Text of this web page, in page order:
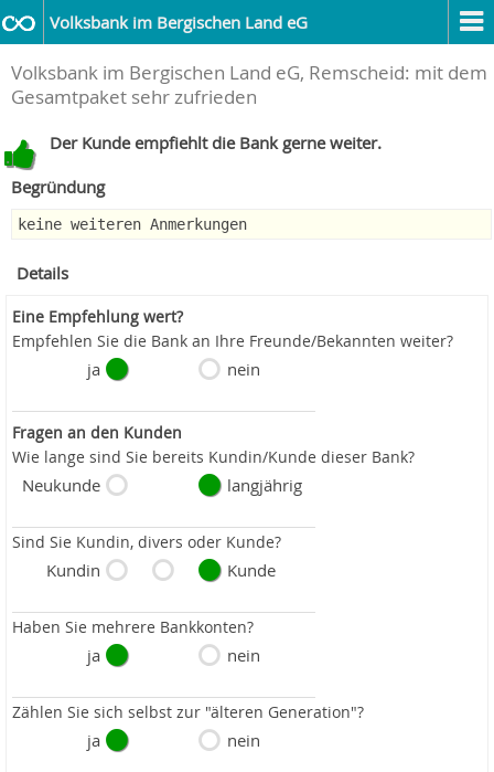
Volksbank im Bergischen Land eG
Volksbank im Bergischen Land eG, Remscheid: mit dem
Gesamtpaket sehr zufrieden
Der Kunde empfiehlt die Bank gerne weiter.
Begründung
keine weiteren Anmerkungen
Details
Eine Empfehlung wert?
Empfehlen Sie die Bank an Ihre Freunde/Bekannten weiter?
ja nein
Fragen an den Kunden
Wie lange sind Sie bereits Kundin/Kunde dieser Bank?
Neukunde langjährig
Sind Sie Kundin, divers oder Kunde?
Kundin Kunde
Haben Sie mehrere Bankkonten?
ja nein
Zählen Sie sich selbst zur "älteren Generation"?
ja nein